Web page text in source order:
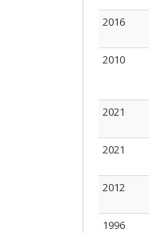
2016
2010
2021
2021
2012
1996